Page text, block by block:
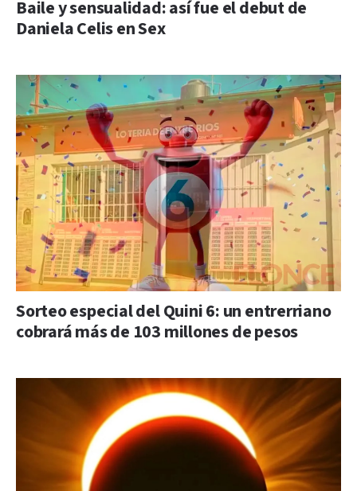
Baile y sensualidad: así fue el debut de
Daniela Celis en Sex
Sorteo especial del Quini 6: un entrerriano
cobrará más de 103 millones de pesos